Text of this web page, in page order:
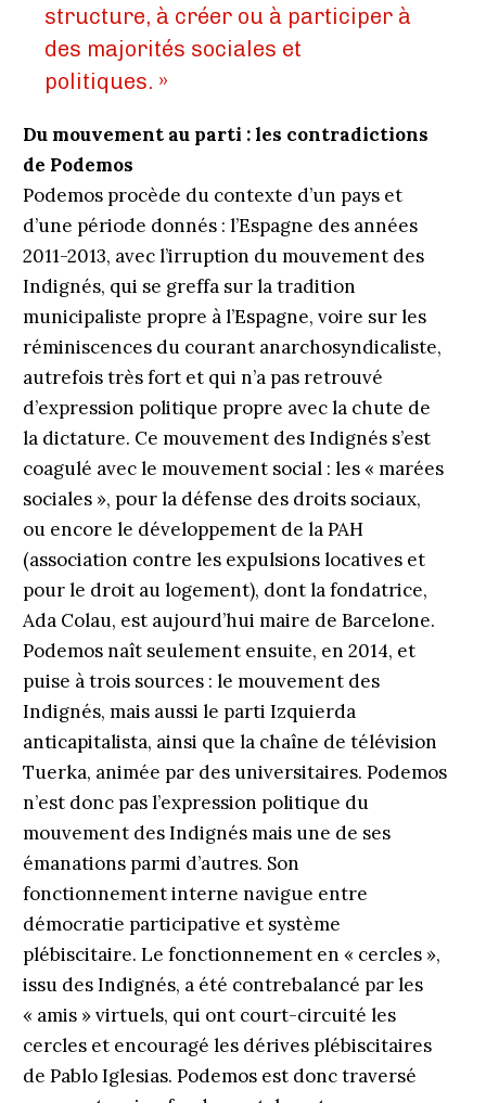
structure, à créer ou à participer à
des majorités sociales et
politiques. »
Du mouvement au parti : les contradictions
de Podemos
Podemos procède du contexte d’un pays et
d’une période donnés : l’Espagne des années
2011-2013, avec l’irruption du mouvement des
Indignés, qui se greffa sur la tradition
municipaliste propre à l’Espagne, voire sur les
réminiscences du courant anarchosyndicaliste,
autrefois très fort et qui n’a pas retrouvé
d’expression politique propre avec la chute de
la dictature. Ce mouvement des Indignés s’est
coagulé avec le mouvement social : les « marées
sociales », pour la défense des droits sociaux,
ou encore le développement de la PAH
(association contre les expulsions locatives et
pour le droit au logement), dont la fondatrice,
Ada Colau, est aujourd’hui maire de Barcelone.
Podemos naît seulement ensuite, en 2014, et
puise à trois sources : le mouvement des
Indignés, mais aussi le parti Izquierda
anticapitalista, ainsi que la chaîne de télévision
Tuerka, animée par des universitaires. Podemos
n’est donc pas l’expression politique du
mouvement des Indignés mais une de ses
émanations parmi d’autres. Son
fonctionnement interne navigue entre
démocratie participative et système
plébiscitaire. Le fonctionnement en « cercles »,
issu des Indignés, a été contrebalancé par les
« amis » virtuels, qui ont court-circuité les
cercles et encouragé les dérives plébiscitaires
de Pablo Iglesias. Podemos est donc traversé